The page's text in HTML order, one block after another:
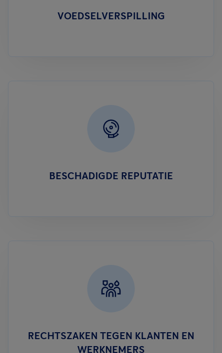
VOEDSELVERSPILLING
BESCHADIGDE REPUTATIE
RECHTSZAKEN TEGEN KLANTEN EN
WERKNEMERS